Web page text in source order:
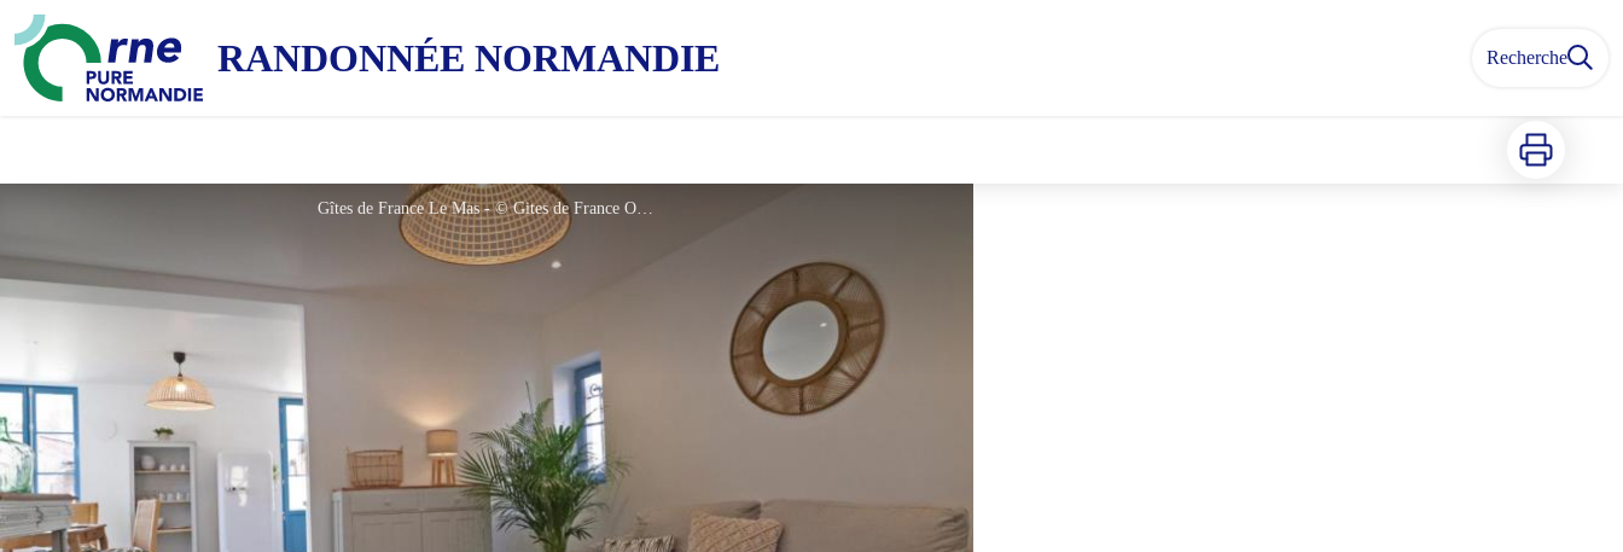
RANDONNÉE NORMANDIE Recherche
Imprimer
Gîtes de France Le Mas - © Gites de France Orne